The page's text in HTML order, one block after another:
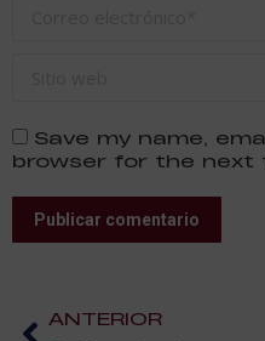
Save my name,
browser for the next
Publicar comentario
ANTERIOR